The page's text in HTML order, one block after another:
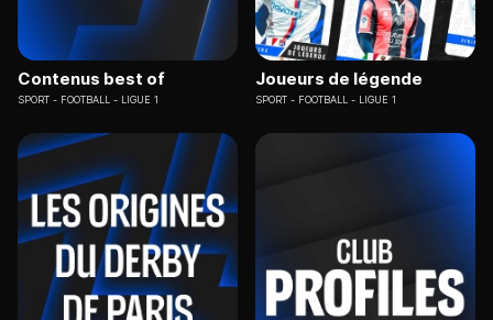
Contenus best of
SPORT FOOTBALL - LIGUE 1
Joueurs de légende
SPORT FOOTBALL - LIGUE 1